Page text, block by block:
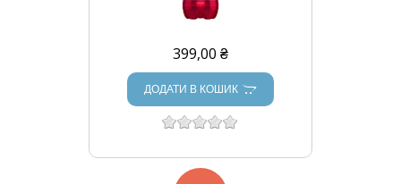
399,00 ₴
ДОДАТИ В КОШИК